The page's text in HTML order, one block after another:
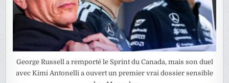
George Russell a remporté le Sprint du Canada, mais son duel
avec Kimi Antonelli a ouvert un premier vrai dossier sensible